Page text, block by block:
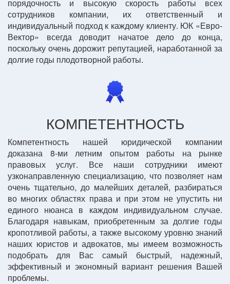
порядочность и высокую скорость работы всех
сотрудников компании, их ответственный и
индивидуальный подход к каждому клиенту. ЮК «Евро-
Вектор» всегда доводит начатое дело до конца,
поскольку очень дорожит репутацией, наработанной за
долгие годы плодотворной работы.
КОМПЕТЕНТНОСТЬ
Компетентность нашей юридической компании
доказана 8-ми летним опытом работы на рынке
правовых услуг. Все наши сотрудники имеют
узконаправленную специализацию, что позволяет нам
очень тщательно, до малейших деталей, разбираться
во многих областях права и при этом не упустить ни
единого нюанса в каждом индивидуальном случае.
Благодаря навыкам, приобретенным за долгие годы
кропотливой работы, а также высокому уровню знаний
наших юристов и адвокатов, мы имеем возможность
подобрать для Вас самый быстрый, надежный,
эффективный и экономный вариант решения Вашей
проблемы.